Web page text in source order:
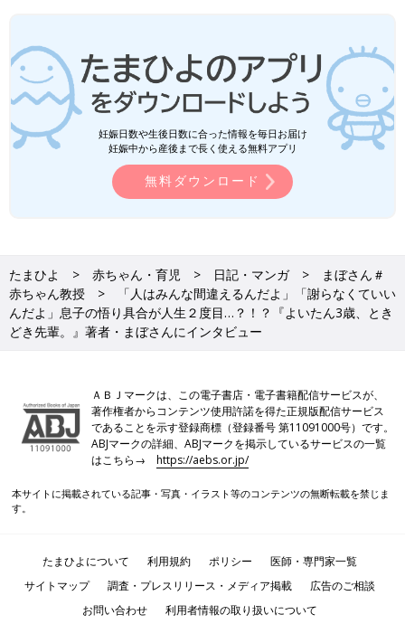
妊娠日数や生後日数に合った情報を毎日お届け
妊娠中から産後まで長く使える無料アプリ
無料ダウンロード
たまひよ 赤ちゃん・育児 日記・マンガ
まぼさん＃
赤ちゃん教授
「人はみんな間違えるんだよ」「謝らなくていい
んだよ」息子の悟り具合が人生２度目…？！？『よいたん3歳、とき
どき先輩。』著者・まぼさんにインタビュー
ＡＢＪマークは、この電子書店・電子書籍配信サービスが、
著作権者からコンテンツ使用許諾を得た正規版配信サービス
であることを示す登録商標（登録番号 第11091000号）です。
ABJマークの詳細、ABJマークを掲示しているサービスの一覧
はこちら→https://aebs.or.jp/
本サイトに掲載されている記事・写真・イラスト等のコンテンツの無断転載を禁じま
す。
たまひよについて 利用規約 ポリシー
医師・専門家一覧
サイトマップ
調査・プレスリリース・メディア掲載
広告のご相談
お問い合わせ
利用者情報の取り扱いについて